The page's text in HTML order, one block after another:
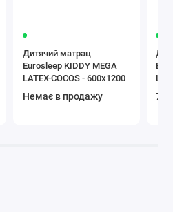
Дитячий матрац
Eurosleep KIDDY MEGA
LATEX-COCOS - 600х1200
Немає в продажу 7